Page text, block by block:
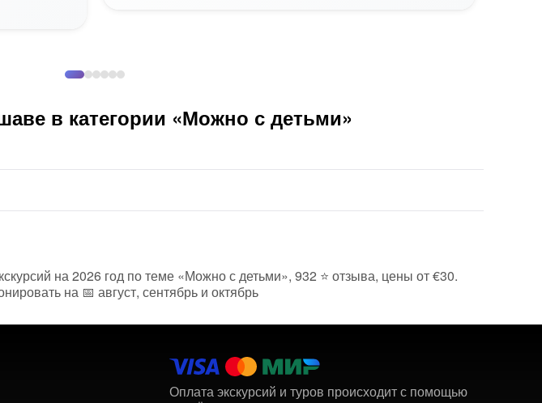
в категории «Можно с детьми»
на 2026 год по теме «Можно с детьми», 932 ⭐ отзыва, цены от €30.
на 📅 август, сентябрь и октябрь
Оплата экскурсий и туров происходит с помощью